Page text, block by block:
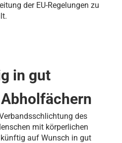
der EU-Regelungen zu
in gut
des
mit körperlichen
auf Wunsch in gut